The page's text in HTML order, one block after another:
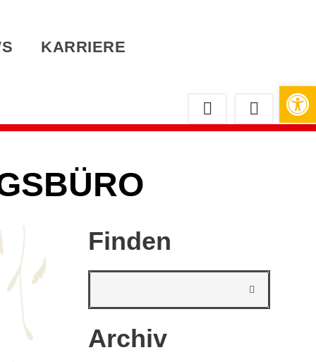
Werkzeugleiste öffnen
KARRIERE
Finden
Archiv